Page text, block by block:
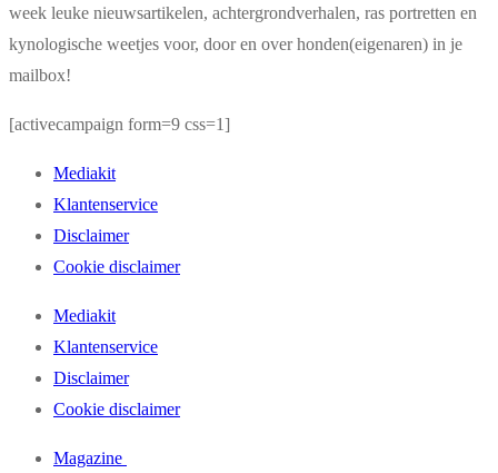
week leuke nieuwsartikelen, achtergrondverhalen, ras portretten en
kynologische weetjes voor, door en over honden(eigenaren) in je
mailbox!
[activecampaign form=9 css=1]
Mediakit
Klantenservice
Disclaimer
Cookie disclaimer
Mediakit
Klantenservice
Disclaimer
Cookie disclaimer
Magazine